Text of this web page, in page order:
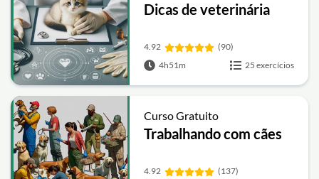
Dicas de veterinária
4.92
(90)
4h51m
25 exercícios
Curso Gratuito
Trabalhando com cães
4.92 (137)